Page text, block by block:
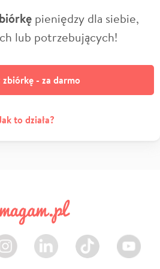
pieniędzy dla siebie,
lub potrzebujących!
- za darmo
to działa?
LinkedIn TikTok Youtube